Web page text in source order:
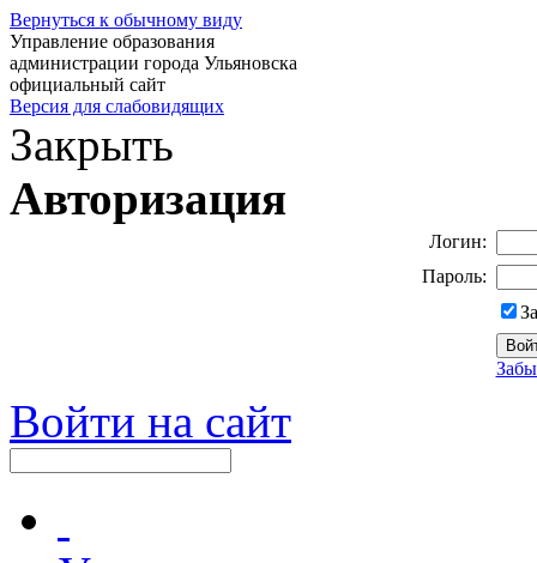
Вернуться к обычному виду
Управление образования
администрации города Ульяновска
официальный сайт
Версия для слабовидящих
Закрыть
Авторизация
Логин:
Пароль:
Войти на сайт